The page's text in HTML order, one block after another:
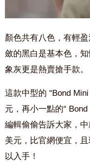
顏色共有八色，有輕
斂的黑白是基本色，
象灰更是熱賣搶手款。
這款中型的 “Bond
元，再小一點的“
編輯偷偷告訴大家，
美元，比官網便宜，
以入手！